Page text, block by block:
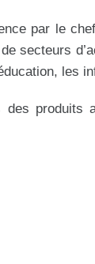
par le
secteurs
les
produits